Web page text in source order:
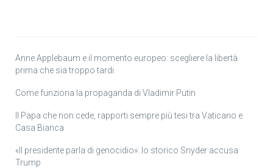
Anne Applebaum e il momento europeo: scegliere la libertà
prima che sia troppo tardi
Come funziona la propaganda di Vladimir Putin
Il Papa che non cede, rapporti sempre più tesi tra Vaticano e
Casa Bianca
«Il presidente parla di genocidio»: lo storico Snyder accusa
Trump